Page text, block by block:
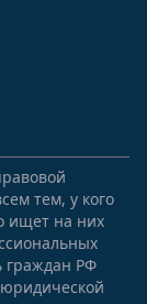
тем, у кого
ищет на них
граждан РФ